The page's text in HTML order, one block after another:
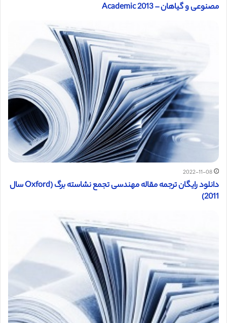
مصنوعی و گیاهان – Academic 2013
2022-11-08
دانلود رایگان ترجمه مقاله مهندسی تجمع نشاسته برگ (Oxford سال
2011)